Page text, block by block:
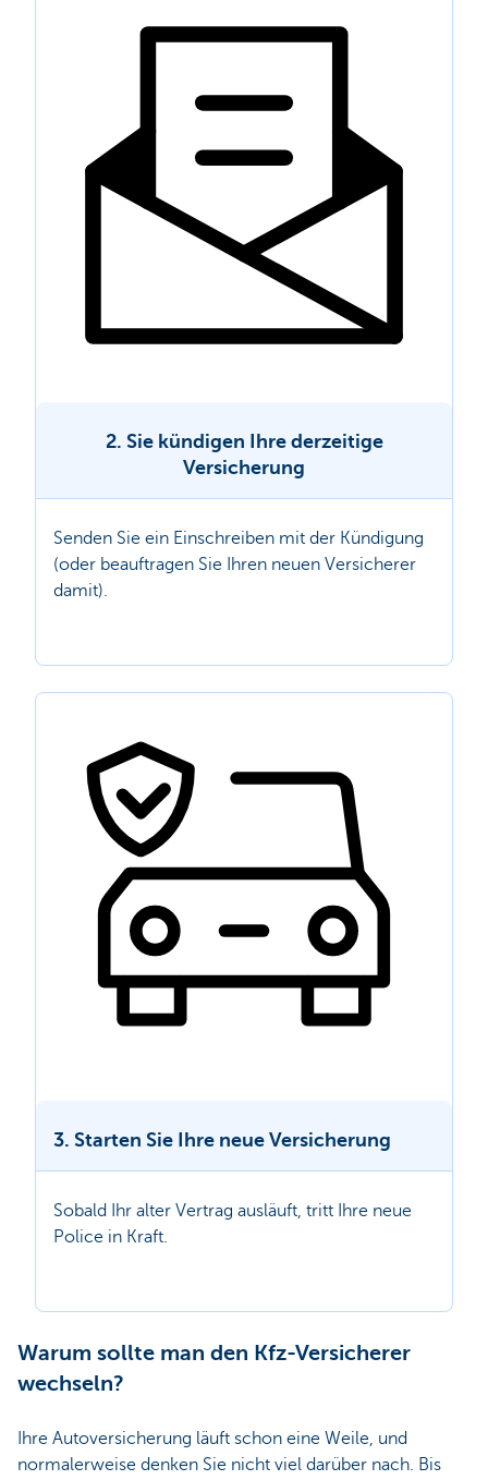
2. Sie kündigen Ihre derzeitige
Versicherung
Senden Sie ein Einschreiben mit der Kündigung
(oder beauftragen Sie Ihren neuen Versicherer
damit).
3. Starten Sie Ihre neue Versicherung
Sobald Ihr alter Vertrag ausläuft, tritt Ihre neue
Police in Kraft.
Warum sollte man den Kfz-Versicherer
wechseln?
Ihre Autoversicherung läuft schon eine Weile, und
normalerweise denken Sie nicht viel darüber nach. Bis